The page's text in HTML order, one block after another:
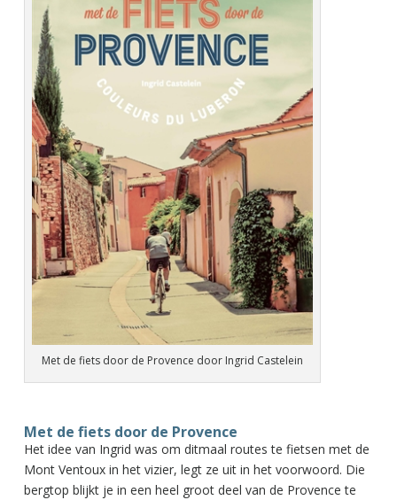
Met de fiets door de Provence door Ingrid Castelein
Met de fiets door de Provence
Het idee van Ingrid was om ditmaal routes te fietsen met de
Mont Ventoux in het vizier, legt ze uit in het voorwoord. Die
bergtop blijkt je in een heel groot deel van de Provence te